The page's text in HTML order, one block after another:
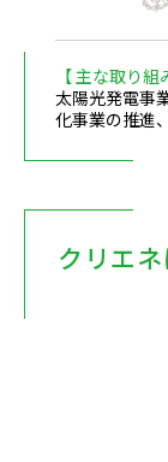
【 主な取り組
太陽光発電事
化事業の推進
クリエ